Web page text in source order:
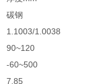
碳钢
1.1003/1.0038
90~120
-60~500
7.85